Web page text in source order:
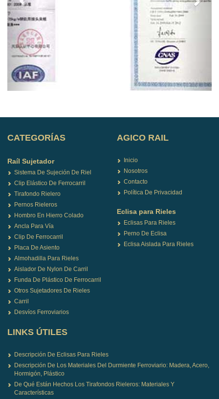
CATEGORÍAS
Raíl Sujetador
Sistema De Sujeción De Riel
Clip Elástico De Ferrocarril
Tirafondo Rielero
Pernos Rieleros
Hombro En Hierro Colado
Ancla Para Vía
Clip De Ferrocarril
Placa De Asiento
Almohadilla Para Rieles
Aislador De Nylon De Carril
Funda De Plástico De Ferrocarril
Otros Sujetadores De Rieles
Carril
Desvíos Ferroviarios
AGICO RAIL
Inicio
Nosotros
Contacto
Política De Privacidad
Eclisa para Rieles
Eclisas Para Rieles
Perno De Eclisa
Eclisa Aislada Para Rieles
LINKS ÚTILES
Descripción De Eclisas Para Rieles
Descripción De Los Materiales Del Durmiente Ferroviario: Madera, Acero,
Hormigón, Plástico
De Qué Están Hechos Los Tirafondos Rieleros: Materiales Y
Características